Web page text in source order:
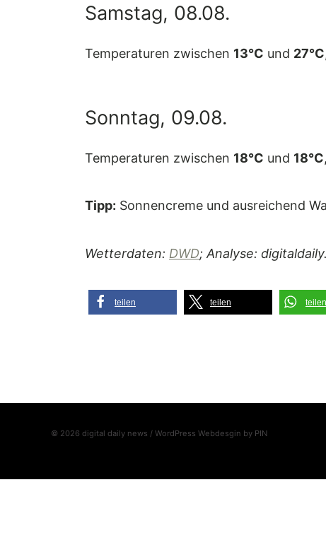
Samstag, 08.08.
Temperaturen zwischen 13°C und 27°C
Sonntag, 09.08.
Temperaturen zwischen 18°C und 18°C
Tipp: Sonnencreme und ausreichend
Wetterdaten: DWD; Analyse:
teilen teilen teilen
© 2026 digital daily news / WordPress Webdesgin by PIN